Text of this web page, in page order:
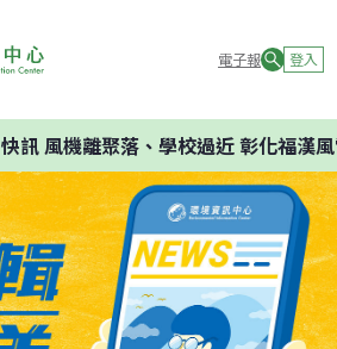
電子報 登入
快訊風機離聚落、學校過近 彰化福漢風